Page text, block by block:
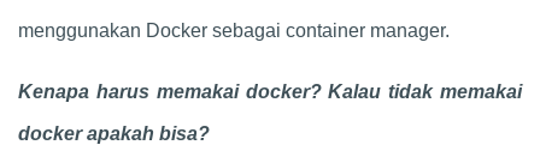
menggunakan Docker sebagai container manager.
Kenapa harus memakai docker? Kalau tidak memakai
docker apakah bisa?